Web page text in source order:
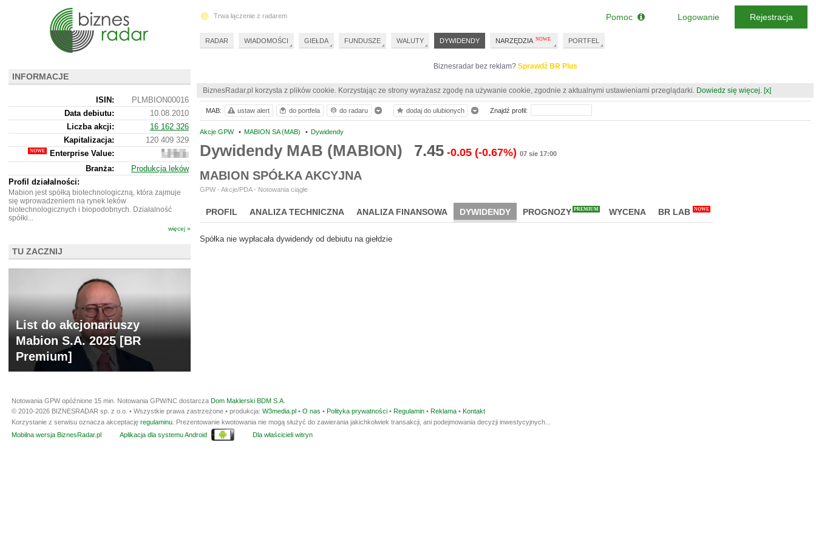
Biznesradar bez reklam? Sprawdź BR Plus
BiznesRadar.pl korzysta z plików cookie. Korzystając ze strony wyrażasz zgodę na używanie cookie, zgodnie z aktualnymi ustawieniami przeglądarki. Dowiedz się więcej. [x]
Akcje GPW • MABION SA (MAB) • Dywidendy
Dywidendy MAB (MABION) 7.45 -0.05 (-0.67%) 07 sie 17:00
MABION SPÓŁKA AKCYJNA
GPW - Akcje/PDA - Notowania ciągłe
PROFIL ANALIZA TECHNICZNA ANALIZA FINANSOWA DYWIDENDY PROGNOZY PREMIUM WYCENA BR LAB NOWE
Spółka nie wypłacała dywidendy od debiutu na giełdzie
MAB: ustaw alert do portfela do radaru dodaj do ulubionych Znajdź profil:
INFORMACJE
ISIN:
PLMBION00016
Data debiutu:
10.08.2010
Liczba akcji:
16 162 326
Kapitalizacja:
120 409 329
Enterprise Value:
139
575
329
Branża:
Produkcja leków
Profil działalności:
Mabion jest spółką biotechnologiczną, która zajmuje
się wprowadzeniem na rynek leków
biotechnologicznych i biopodobnych. Działalność
spółki...
więcej »
TU ZACZNIJ
List do akcjonariuszy
Mabion S.A. 2025 [BR
Premium]
Trwa łączenie z radarem
RADAR WIADOMOŚCI GIEŁDA FUNDUSZE WALUTY DYWIDENDY NARZĘDZIA PORTFEL
Pomoc Logowanie Rejestracja
Notowania GPW opóźnione 15 min. Notowania GPW/NC dostarcza Dom Maklerski BDM S.A.
© 2010-2026 BIZNESRADAR sp. z o.o. • Wszystkie prawa zastrzeżone • produkcja: W3media.pl • O nas • Polityka prywatności • Regulamin • Reklama • Kontakt
Korzystanie z serwisu oznacza akceptację regulaminu . Prezentowanie kwotowania nie mogą służyć do zawierania jakichkolwiek transakcji, ani podejmowania decyzji inwestycyjnych...
Mobilna wersja BiznesRadar.pl
Aplikacja dla systemu Android Dla właścicieli witryn